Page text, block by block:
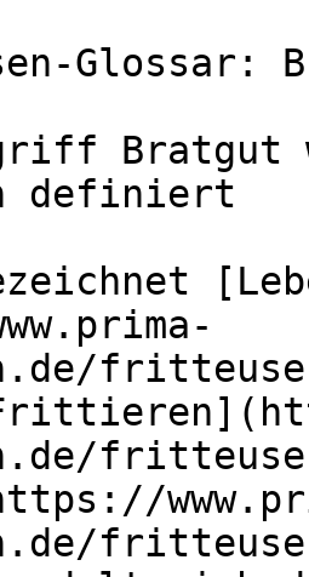
Glossar:
Bratgut
definiert